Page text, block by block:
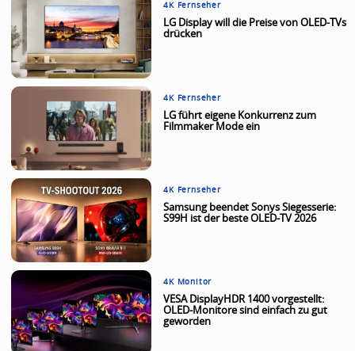
4K Fernseher
LG Display will die Preise von OLED-TVs
drücken
4K Fernseher
LG führt eigene Konkurrenz zum
Filmmaker Mode ein
4K Fernseher
Samsung beendet Sonys Siegesserie:
S99H ist der beste OLED-TV 2026
4K Monitor
VESA DisplayHDR 1400 vorgestellt:
OLED-Monitore sind einfach zu gut
geworden